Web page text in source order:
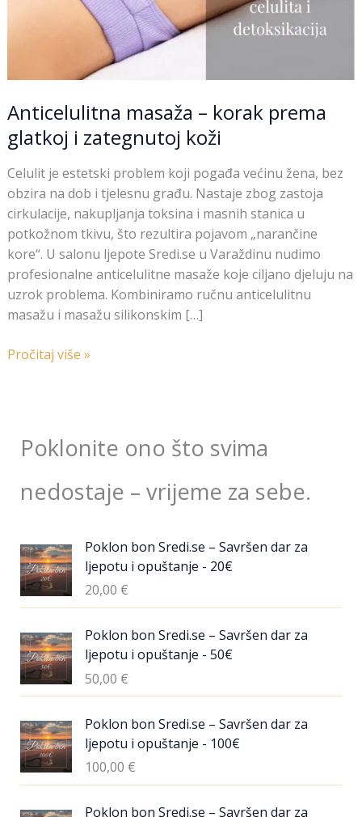
Anticelulitna masaža – korak prema
glatkoj i zategnutoj koži
Celulit je estetski problem koji pogađa većinu žena, bez
obzira na dob i tjelesnu građu. Nastaje zbog zastoja
cirkulacije, nakupljanja toksina i masnih stanica u
potkožnom tkivu, što rezultira pojavom „narančine
kore“. U salonu ljepote Sredi.se u Varaždinu nudimo
profesionalne anticelulitne masaže koje ciljano djeluju na
uzrok problema. Kombiniramo ručnu anticelulitnu
masažu i masažu silikonskim […]
Pročitaj više »
Poklonite ono što svima
nedostaje – vrijeme za sebe.
Poklon bon Sredi.se – Savršen dar za
ljepotu i opuštanje - 20€
20,00 €
Poklon bon Sredi.se – Savršen dar za
ljepotu i opuštanje - 50€
50,00 €
Poklon bon Sredi.se – Savršen dar za
ljepotu i opuštanje - 100€
100,00 €
Poklon bon Sredi.se – Savršen dar za